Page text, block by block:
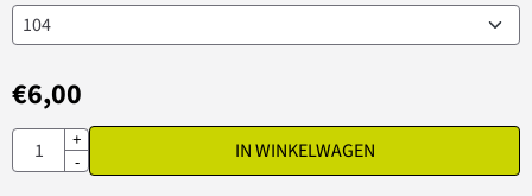
€6,00
Aantal
+
-
IN WINKELWAGEN